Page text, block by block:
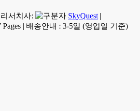
리서치사: SkyQuest |
| 배송안내 : 3-5일 (영업일 기준)